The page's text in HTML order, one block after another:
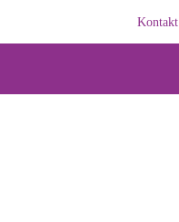
Kontakt